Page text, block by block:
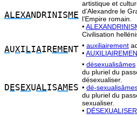
ALEXANDRINISME
artistique et
d’Alexandre le
l’Empire romain.
•
Civilisation
AUXI LIAIREME NT • auxiliairement
•
D ES EXUALISAM ES
• désexualisâmes
du pluriel du
désexualiser.
• dé-
du pluriel du
sexualiser.
• DÉSEXUALISER